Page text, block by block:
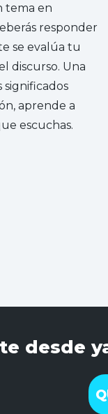
tema en
responder
se evalúa tu
discurso. Una
aprende a
escuchas.
desde